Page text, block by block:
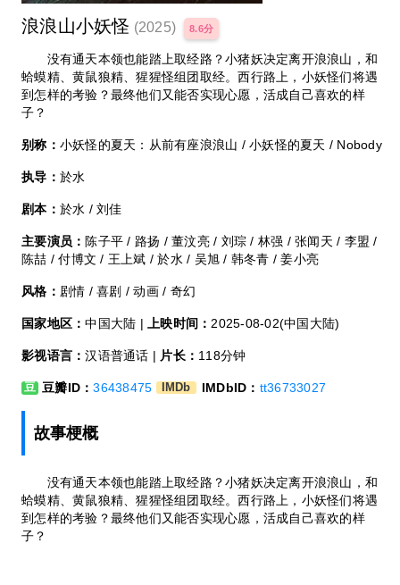
浪浪山小妖怪 (2025) 8.6分
没有通天本领也能踏上取经路？小猪妖决定离开浪浪山，和
蛤蟆精、黄鼠狼精、猩猩怪组团取经。西行路上，小妖怪们将遇
到怎样的考验？最终他们又能否实现心愿，活成自己喜欢的样
子？
别称： 小妖怪的夏天：从前有座浪浪山 / 小妖怪的夏天 / Nobody
执导： 於水
剧本： 於水 / 刘佳
主要演员： 陈子平 / 路扬 / 董汶亮 / 刘琮 / 林强 / 张闻天 / 李盟 /
陈喆 / 付博文 / 王上斌 / 於水 / 吴旭 / 韩冬青 / 姜小亮
风格： 剧情 / 喜剧 / 动画 / 奇幻
国家地区：中国大陆 | 上映时间： 2025-08-02(中国大陆)
影视语言：汉语普通话 | 片长： 118分钟
豆 豆瓣ID：36438475 IMDb IMDbID： tt36733027
故事梗概
没有通天本领也能踏上取经路？小猪妖决定离开浪浪山，和
蛤蟆精、黄鼠狼精、猩猩怪组团取经。西行路上，小妖怪们将遇
到怎样的考验？最终他们又能否实现心愿，活成自己喜欢的样
子？